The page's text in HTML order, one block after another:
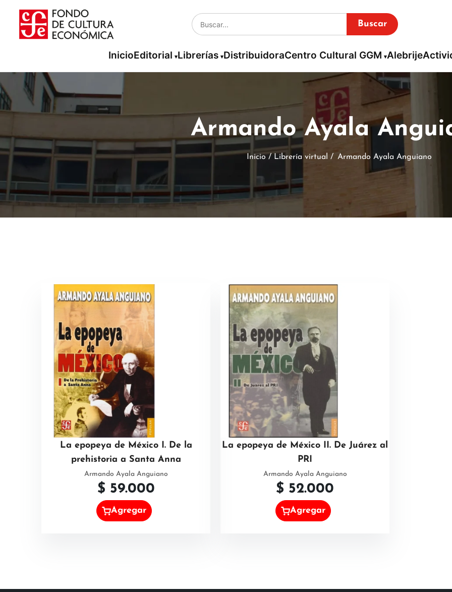
Buscar
InicioEditorial Librerías DistribuidoraCentro Cultural GGM Alebrije
Armando Ayala
Inicio / Librería virtual / Armando Ayala Anguiano
La epopeya de México I. De la
prehistoria a Santa Anna
Armando Ayala Anguiano
$ 59.000
Agregar
La epopeya de México II. De Juárez al
PRI
Armando Ayala Anguiano
$ 52.000
Agregar